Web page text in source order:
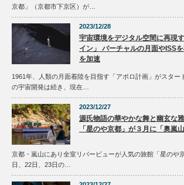
京都」（京都市下京区）が…
2023/12/28
宇宙環境をデジタル空間に再現
イン」 バーチャルの月面やISS
を加速
1961年、人類の月面着陸を目指す「アポロ計画」がスター
の宇宙開発は続き、現在…
2023/12/27
源氏物語の華やかな舞と幽玄な
「星のや京都」が３月に「奥嵐
京都・嵐山にあり全室リバービューが人気の旅館「星のや
日、22日、23日の…